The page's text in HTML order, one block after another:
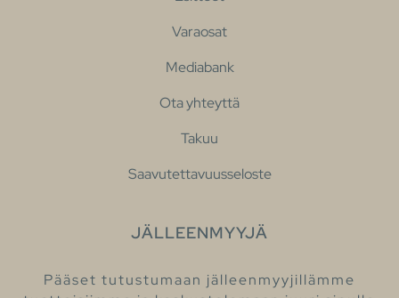
Varaosat
Mediabank
Ota yhteyttä
Takuu
Saavutettavuusseloste
JÄLLEENMYYJÄ
Pääset tutustumaan jälleenmyyjillämme